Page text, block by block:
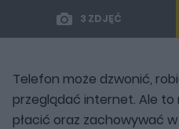
3 ZDJĘĆ
Telefon może dzwonić,
przeglądać internet. Ale to
płacić oraz zachowywać